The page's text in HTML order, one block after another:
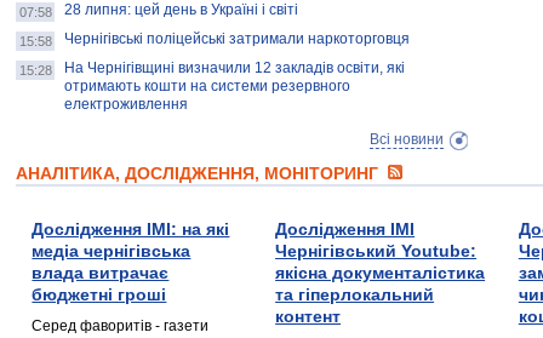
07:58 28 липня: цей день в Україні і світі
15:58 Чернігівські поліцейські затримали наркоторговця
15:28
На Чернігівщині визначили 12 закладів освіти, які
отримають кошти на системи резервного
електроживлення
Всі новини
АНАЛІТИКА, ДОСЛІДЖЕННЯ, МОНІТОРИНГ
Дослідження ІМІ: на які
медіа чернігівська
влада витрачає
бюджетні гроші
Серед фаворитів - газети
Дослідження ІМІ
Чернігівський Youtube:
якісна документалістика
та гіперлокальний
контент